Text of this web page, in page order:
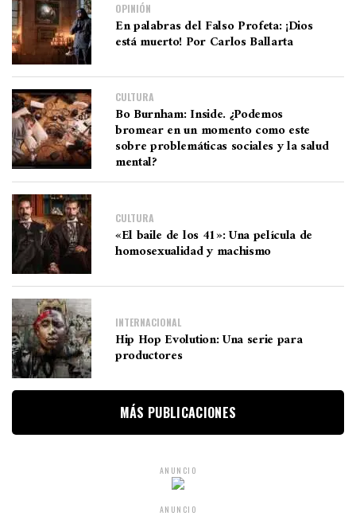
OPINIÓN
En palabras del Falso Profeta: ¡Dios
está muerto! Por Carlos Ballarta
CULTURA
Bo Burnham: Inside. ¿Podemos
bromear en un momento como este
sobre problemáticas sociales y la salud
mental?
CULTURA
«El baile de los 41»: Una película de
homosexualidad y machismo
INTERNACIONAL
Hip Hop Evolution: Una serie para
productores
MÁS PUBLICACIONES
ANUNCIO
ANUNCIO